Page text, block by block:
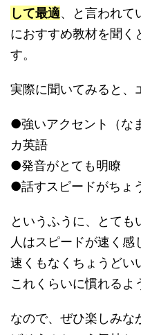
して最適、と言われて
におすすめ教材を聞く
す。
実際に聞いてみると、
●強いアクセント（な
カ英語
●発音がとても明瞭
●話すスピードがちょ
というふうに、とても
人はスピードが速く感
速くもなくちょうどい
これくらいに慣れるよ
なので、ぜひ楽しみな